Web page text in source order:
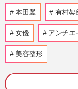
本
「
マ
週刊
の
を
本田翼 有村架
女優 アンチエ
美容整形